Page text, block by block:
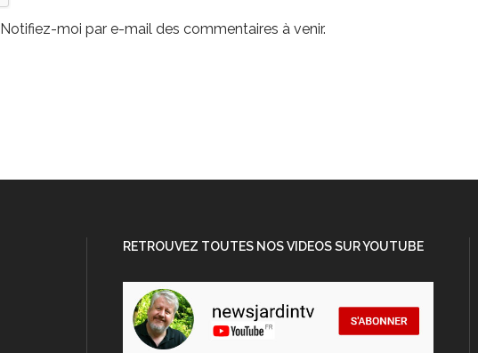
Notifiez-moi par e-mail des commentaires à venir.
RETROUVEZ TOUTES NOS VIDEOS SUR YOUTUBE